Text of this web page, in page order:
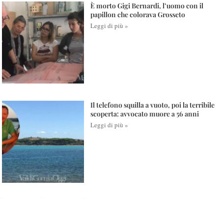
È morto Gigi Bernardi, l’uomo con il
papillon che colorava Grosseto
Leggi di più »
Il telefono squilla a vuoto, poi la terribile
scoperta: avvocato muore a 56 anni
Leggi di più »